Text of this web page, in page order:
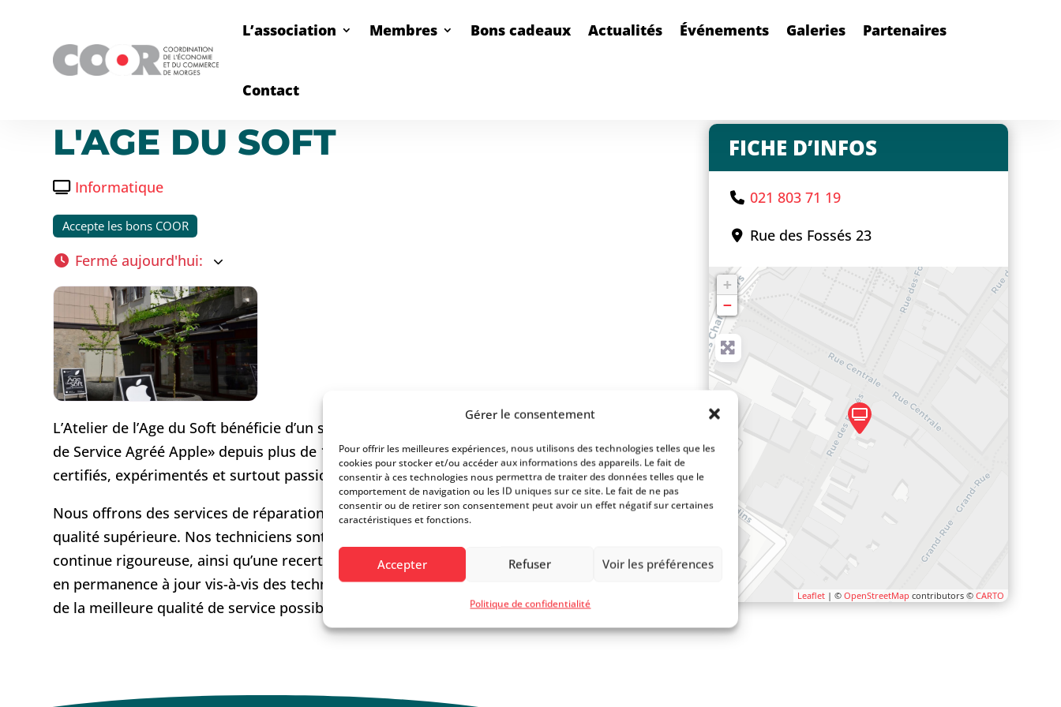
Gérer le consentement
Pour offrir les meilleures expériences, nous utilisons des technologies telles que les
cookies pour stocker et/ou accéder aux informations des appareils. Le fait de
consentir à ces technologies nous permettra de traiter des données telles que le
comportement de navigation ou les ID uniques sur ce site. Le fait de ne pas
consentir ou de retirer son consentement peut avoir un effet négatif sur certaines
caractéristiques et fonctions.
Accepter Refuser Voir les préférences
Politique de confidentialité
L’association Membres Bons cadeaux Actualités Événements Galeries Partenaires
Contact
L'AGE DU SOFT
Informatique
Accepte les bons COOR
Fermé aujourd'hui:
L’Atelier de l’Age du Soft bénéficie d’un statut officiellement reconnu par Apple de «Centre
de Service Agréé Apple» depuis plus de 15ans. Il est composé exclusivement de techniciens
certifiés, expérimentés et surtout passionnés.
Nous offrons des services de réparations avec des pièces d’origines avec un support de
qualité supérieure. Nos techniciens sont certifiés par Apple et suivent une formation
continue rigoureuse, ainsi qu’une recertification annuelle. Ceci est fait dans le but de rester
en permanence à jour vis-à-vis des technologies et procédures, afin de vous faire bénéficier
de la meilleure qualité de service possible.
FICHE D’INFOS
021 803 71 19
Rue des Fossés 23
+
−
Leaflet| © OpenStreetMap contributors © CARTO